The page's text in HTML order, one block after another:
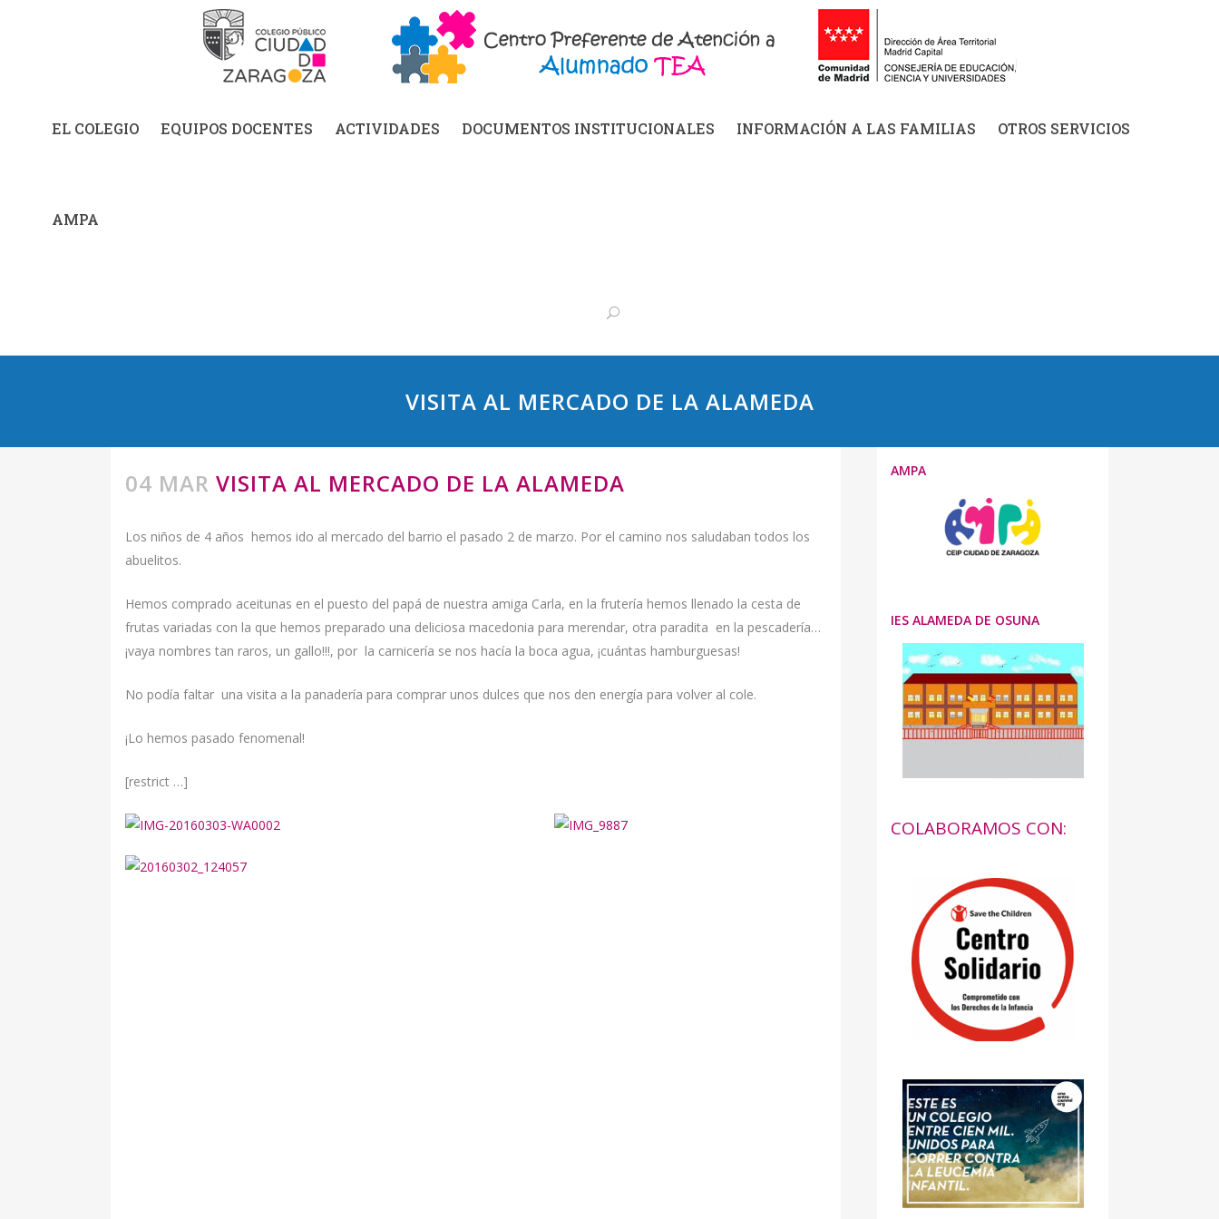
EL COLEGIO EQUIPOS DOCENTES ACTIVIDADES DOCUMENTOS INSTITUCIONALES INFORMACIÓN A LAS FAMILIAS OTROS SERVICIOS
AMPA
VISITA AL MERCADO DE LA ALAMEDA
04 MAR VISITA AL MERCADO DE LA ALAMEDA
Los niños de 4 años hemos ido al mercado del barrio el pasado 2 de marzo. Por el camino nos saludaban todos los
abuelitos.
Hemos comprado aceitunas en el puesto del papá de nuestra amiga Carla, en la frutería hemos llenado la cesta de
frutas variadas con la que hemos preparado una deliciosa macedonia para merendar, otra paradita en la pescadería…
¡vaya nombres tan raros, un gallo!!!, por la carnicería se nos hacía la boca agua, ¡cuántas hamburguesas!
No podía faltar una visita a la panadería para comprar unos dulces que nos den energía para volver al cole.
¡Lo hemos pasado fenomenal!
[restrict …]
AMPA
IES ALAMEDA DE OSUNA
COLABORAMOS CON: